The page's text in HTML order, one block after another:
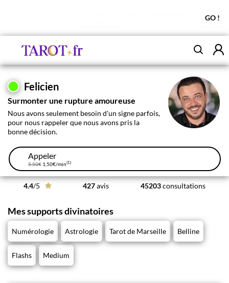
GO !
Felicien
Surmonter une rupture amoureuse
Nous avons seulement besoin d'un signe parfois,
pour nous rappeler que nous avons pris la
bonne décision.
Appeler
5.50€1,50€/min(1)
4.4/5 427avis 45203consultations
Mes supports divinatoires
Numérologie Astrologie Tarot de Marseille Belline
Flashs Medium